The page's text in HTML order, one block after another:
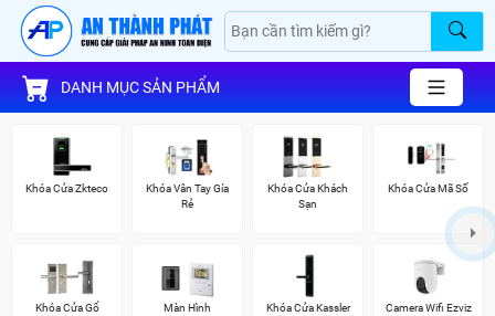
DANH MỤC SẢN PHẨM
Khóa Cửa Zkteco
Khóa Vân Tay Gía
Rẻ
Khóa Cửa Khách
Sạn
Khóa Cửa Mã Số
Khóa Cửa Gổ
Màn Hình
Khóa Cửa Kassler
Camera Wifi Ezviz